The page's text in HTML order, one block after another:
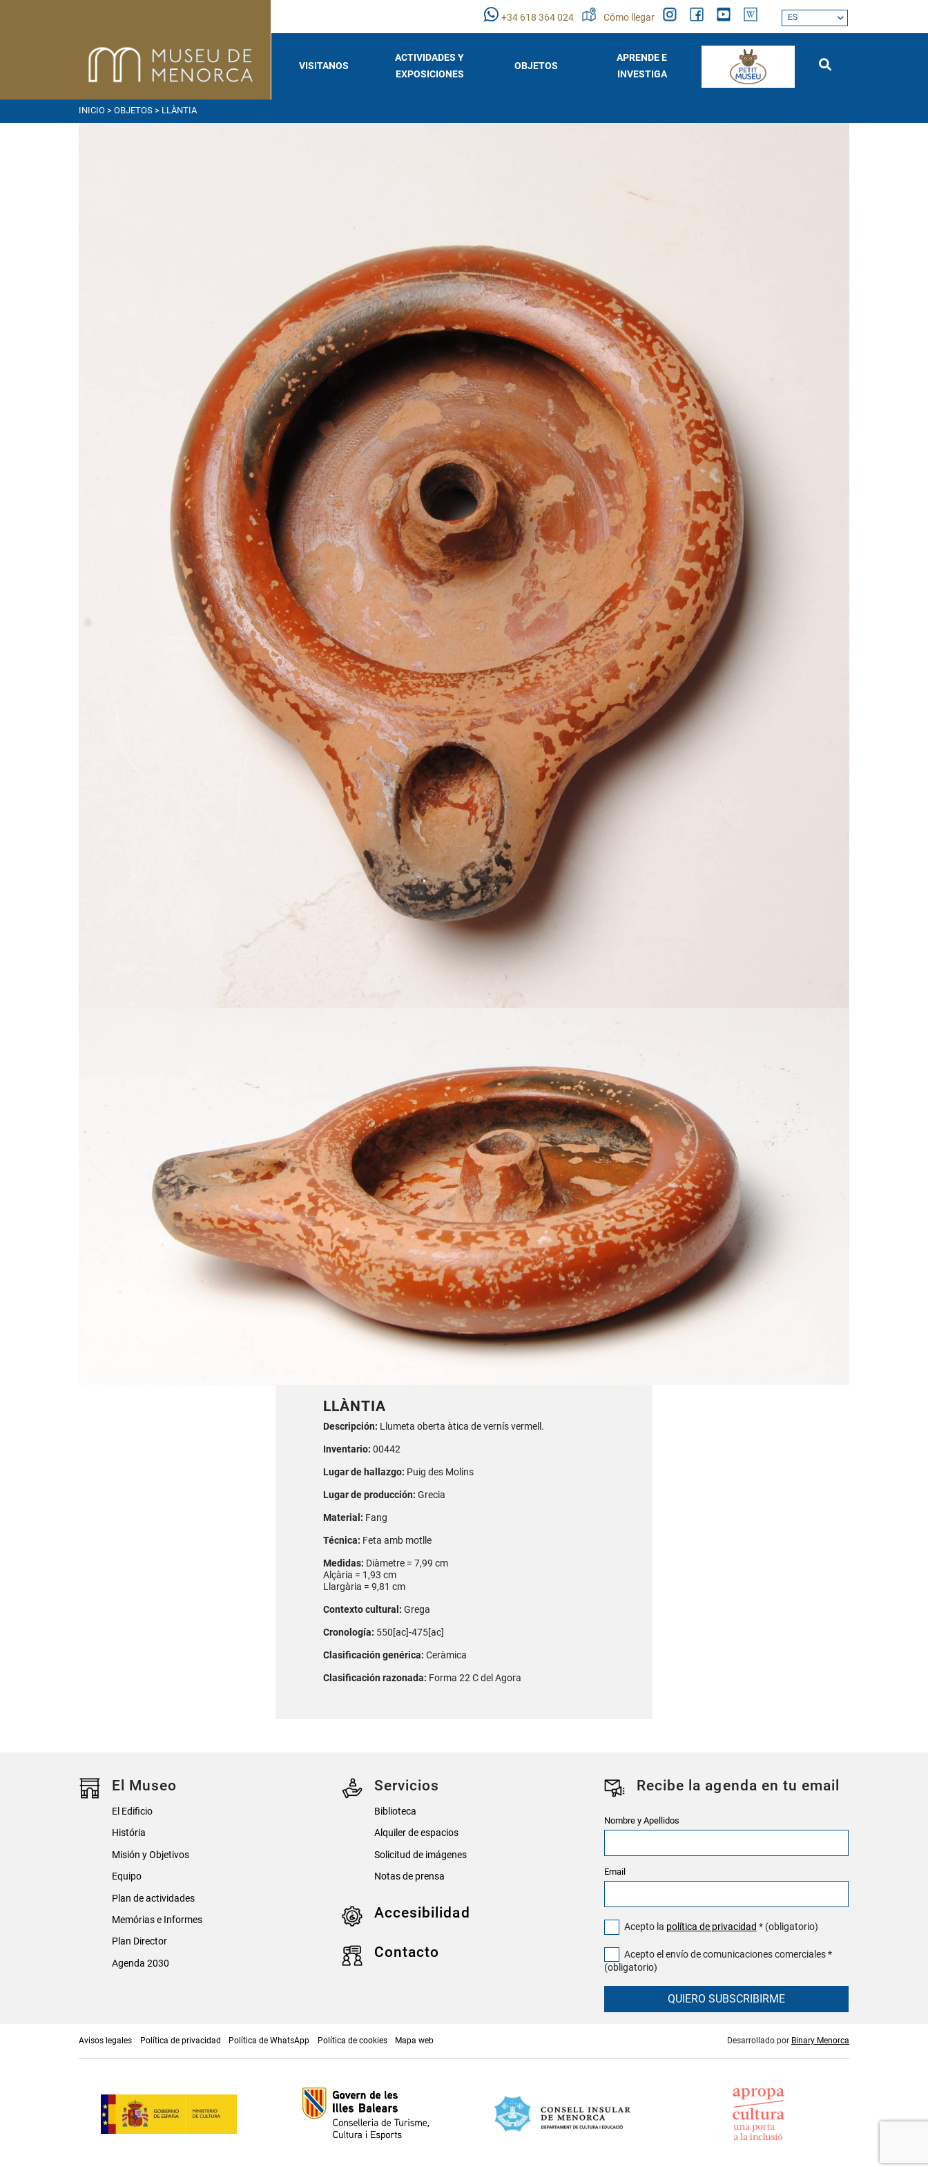
+34 618 364 024 Cómo llegar ES
VISITANOS
ACTIVIDADES Y
EXPOSICIONES
OBJETOS
APRENDE E
INVESTIGA
INICIO > OBJETOS > LLÀNTIA
LLÀNTIA
Descripción: Llumeta oberta àtica de vernís vermell.
Inventario: 00442
Lugar de hallazgo: Puig des Molins
Lugar de producción: Grecia
Material: Fang
Técnica: Feta amb motlle
Medidas: Diàmetre = 7,99 cm
Alçària = 1,93 cm
Llargària = 9,81 cm
Contexto cultural: Grega
Cronología: 550[ac]-475[ac]
Clasificación genérica: Ceràmica
Clasificación razonada: Forma 22 C del Agora
El Museo
El Edificio
História
Misión y Objetivos
Equipo
Plan de actividades
Memórias e Informes
Plan Director
Agenda 2030
Servicios
Biblioteca
Alquiler de espacios
Solicitud de imágenes
Notas de prensa
Accesibilidad
Contacto
Recibe la agenda en tu email
Nombre y Apellidos
Email
Acepto la política de privacidad * (obligatorio)
Acepto el envío de comunicaciones comerciales *
(obligatorio)
QUIERO SUBSCRIBIRME
Avisos legales Política de privacidad Política de WhatsApp Política de cookies Mapa web Desarrollado por Binary Menorca